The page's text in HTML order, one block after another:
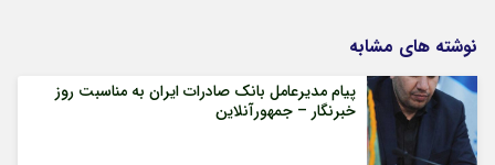
نوشته های مشابه
پیام مدیرعامل بانک صادرات ایران به مناسبت روز
خبرنگار – جمهورآنلاین